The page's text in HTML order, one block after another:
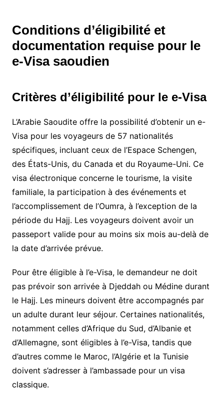
Conditions d’éligibilité et
documentation requise pour le
e-Visa saoudien
Critères d’éligibilité pour le e-Visa
L’Arabie Saoudite offre la possibilité d’obtenir un e-
Visa pour les voyageurs de 57 nationalités
spécifiques, incluant ceux de l’Espace Schengen,
des États-Unis, du Canada et du Royaume-Uni. Ce
visa électronique concerne le tourisme, la visite
familiale, la participation à des événements et
l’accomplissement de l’Oumra, à l’exception de la
période du Hajj. Les voyageurs doivent avoir un
passeport valide pour au moins six mois au-delà de
la date d’arrivée prévue.
Pour être éligible à l’e-Visa, le demandeur ne doit
pas prévoir son arrivée à Djeddah ou Médine durant
le Hajj. Les mineurs doivent être accompagnés par
un adulte durant leur séjour. Certaines nationalités,
notamment celles d’Afrique du Sud, d’Albanie et
d’Allemagne, sont éligibles à l’e-Visa, tandis que
d’autres comme le Maroc, l’Algérie et la Tunisie
doivent s’adresser à l’ambassade pour un visa
classique.